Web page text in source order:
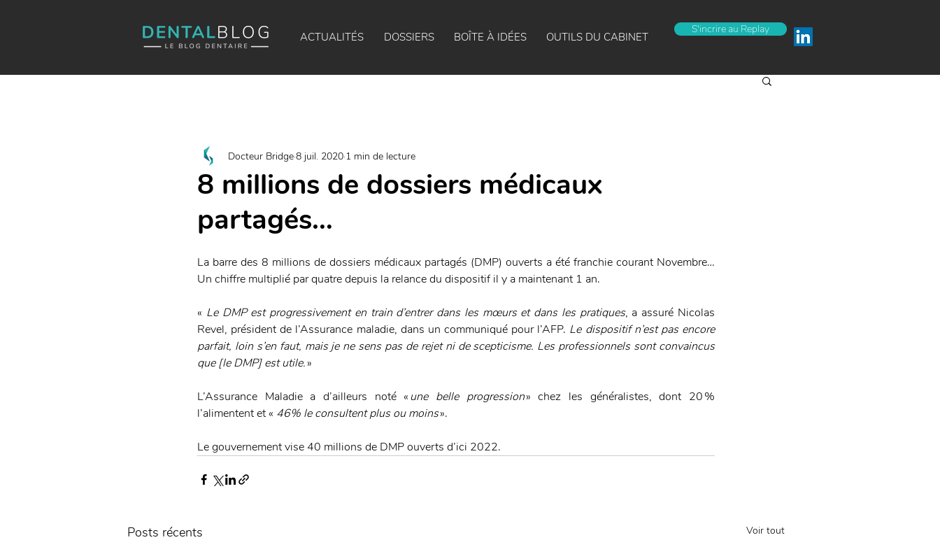
ACTUALITÉS DOSSIERS BOÎTE À IDÉES OUTILS DU CABINET
S'incrire au Replay
8 millions de dossiers médicaux
partagés…
Docteur Bridge8 juil. 2020 1 min de lecture
La barre des 8 millions de dossiers médicaux partagés (DMP) ouverts a été franchie courant Novembre…
Un chiffre multiplié par quatre depuis la relance du dispositif il y a maintenant 1 an.
« Le DMP est progressivement en train d’entrer dans les mœurs et dans les pratiques, a assuré Nicolas
Revel, président de l’Assurance maladie, dans un communiqué pour l’AFP. Le dispositif n’est pas encore
parfait, loin s’en faut, mais je ne sens pas de rejet ni de scepticisme. Les professionnels sont convaincus
que [le DMP] est utile. »
L’Assurance Maladie a d’ailleurs noté « une belle progression » chez les généralistes, dont 20 %
l’alimentent et « 46% le consultent plus ou moins ».
Le gouvernement vise 40 millions de DMP ouverts d’ici 2022.
Posts récents Voir tout